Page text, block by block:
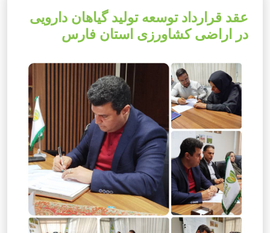
عقد قرارداد توسعه تولید گیاهان دارویی
در اراضی کشاورزی استان فارس